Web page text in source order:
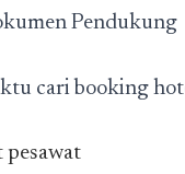
Pendukung
cari booking